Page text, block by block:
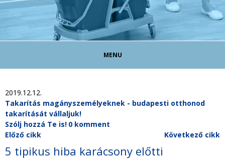
MENU
TAKARÍTÁS MAGÁNSZEMÉLYEKNEK
TAKARÍTÁS CÉGEKNEK
2019.12.12.
Takarítás magányszemélyeknek - budapesti otthonod
takarítását vállaljuk!
Szólj hozzá Te is! 0 komment
Előző cikk
Következő cikk
5 tipikus hiba karácsony előtti